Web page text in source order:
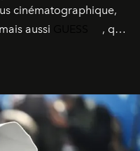
cinématographique,
aussi
, qui
hôtels, bateaux et
de style les plus